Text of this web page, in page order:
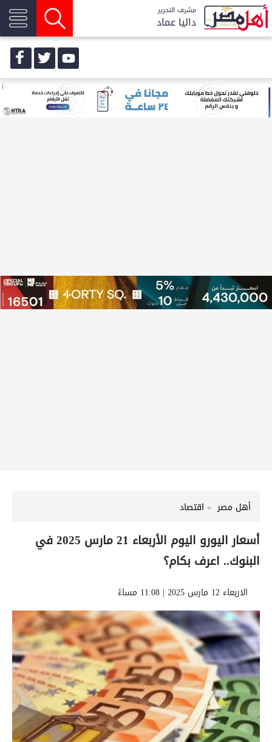
مشرف التحرير
داليا عماد
أهل مصر اقتصاد
أسعار اليورو اليوم الأربعاء 21 مارس 2025 في
البنوك.. اعرف بكام؟
الاربعاء 12 مارس 2025 | 11:08 مساءً